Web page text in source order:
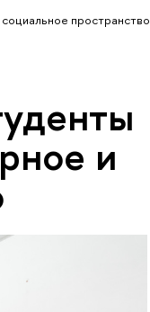
пространство
и